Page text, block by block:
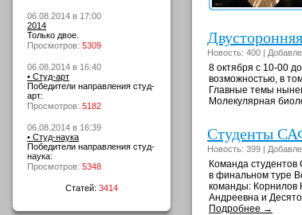
06.08.2014 в 17:00
2014
Только двое.
Просмотров: 5309
06.08.2014 в 16:40
• Студ-арт
Победители направления студ-
арт:
Просмотров: 5182
06.08.2014 в 16:39
• Студ-наука
Победители направления студ-
наука:
Просмотров: 5348
Статей: 3414
Новость: 400 |
8 октября с 10-00
возможностью, в
Главные темы
Молекулярная
Студенты
Новость: 399 |
Команда
в финальном туре
команды: Корнилов
Андреевна и
Подробнее →